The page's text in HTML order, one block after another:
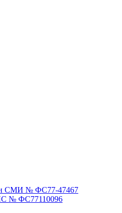
СМИ № ФС77-47467
№ ФС77110096